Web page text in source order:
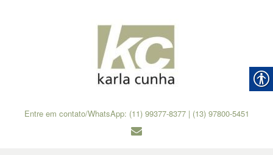
Entre em contato/WhatsApp: (11) 99377-8377 | (13) 97800-5451